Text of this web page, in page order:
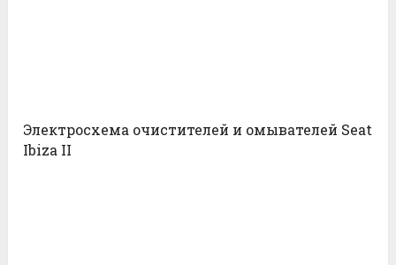
Электросхема очистителей и омывателей Seat
Ibiza II